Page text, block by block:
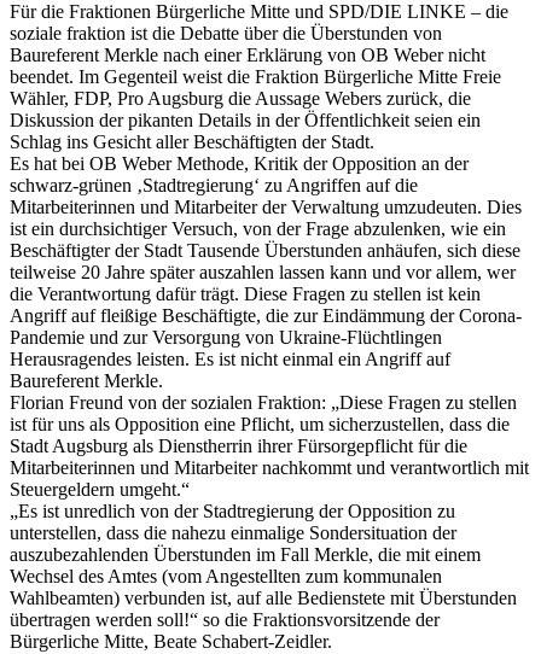
Für die Fraktionen Bürgerliche Mitte und SPD/DIE LINKE – die
soziale fraktion ist die Debatte über die Überstunden von
Baureferent Merkle nach einer Erklärung von OB Weber nicht
beendet. Im Gegenteil weist die Fraktion Bürgerliche Mitte Freie
Wähler, FDP, Pro Augsburg die Aussage Webers zurück, die
Diskussion der pikanten Details in der Öffentlichkeit seien ein
Schlag ins Gesicht aller Beschäftigten der Stadt.
Es hat bei OB Weber Methode, Kritik der Opposition an der
schwarz-grünen ‚Stadtregierung‘ zu Angriffen auf die
Mitarbeiterinnen und Mitarbeiter der Verwaltung umzudeuten. Dies
ist ein durchsichtiger Versuch, von der Frage abzulenken, wie ein
Beschäftigter der Stadt Tausende Überstunden anhäufen, sich diese
teilweise 20 Jahre später auszahlen lassen kann und vor allem, wer
die Verantwortung dafür trägt. Diese Fragen zu stellen ist kein
Angriff auf fleißige Beschäftigte, die zur Eindämmung der Corona-
Pandemie und zur Versorgung von Ukraine-Flüchtlingen
Herausragendes leisten. Es ist nicht einmal ein Angriff auf
Baureferent Merkle.
Florian Freund von der sozialen Fraktion: „Diese Fragen zu stellen
ist für uns als Opposition eine Pflicht, um sicherzustellen, dass die
Stadt Augsburg als Dienstherrin ihrer Fürsorgepflicht für die
Mitarbeiterinnen und Mitarbeiter nachkommt und verantwortlich mit
Steuergeldern umgeht.“
„Es ist unredlich von der Stadtregierung der Opposition zu
unterstellen, dass die nahezu einmalige Sondersituation der
auszubezahlenden Überstunden im Fall Merkle, die mit einem
Wechsel des Amtes (vom Angestellten zum kommunalen
Wahlbeamten) verbunden ist, auf alle Bedienstete mit Überstunden
übertragen werden soll!“ so die Fraktionsvorsitzende der
Bürgerliche Mitte, Beate Schabert-Zeidler.